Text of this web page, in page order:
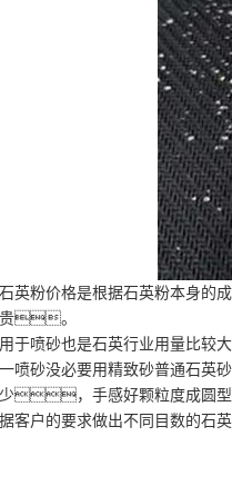
石英粉价格是根据石英粉本身
贵。
用于喷砂也是石英行业用量比
一喷砂没必要用精致砂普通石
少，手感好颗粒度成圆
据客户的要求做出不同目数的石